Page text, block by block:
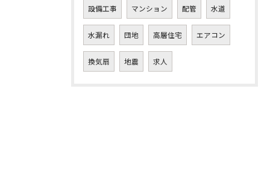
設備工事 マンション 配管 水道
水漏れ 団地 高層住宅 エアコン
換気扇 地震 求人